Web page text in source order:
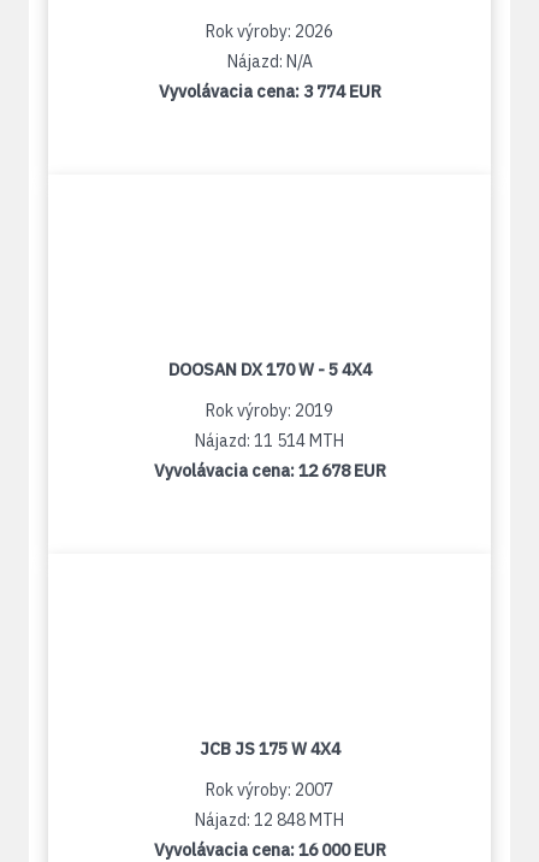
Rok výroby: 2026
Nájazd: N/A
Vyvolávacia cena: 3 774 EUR
DOOSAN DX 170 W - 5 4X4
Rok výroby: 2019
Nájazd: 11 514 MTH
Vyvolávacia cena:12 678 EUR
JCB JS 175 W 4X4
Rok výroby: 2007
Nájazd: 12 848 MTH
Vyvolávacia cena:16 000 EUR